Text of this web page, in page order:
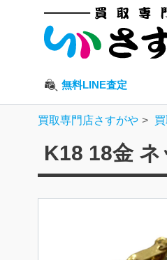
無料LINE査定
買取専門店さすがや
K18 18金